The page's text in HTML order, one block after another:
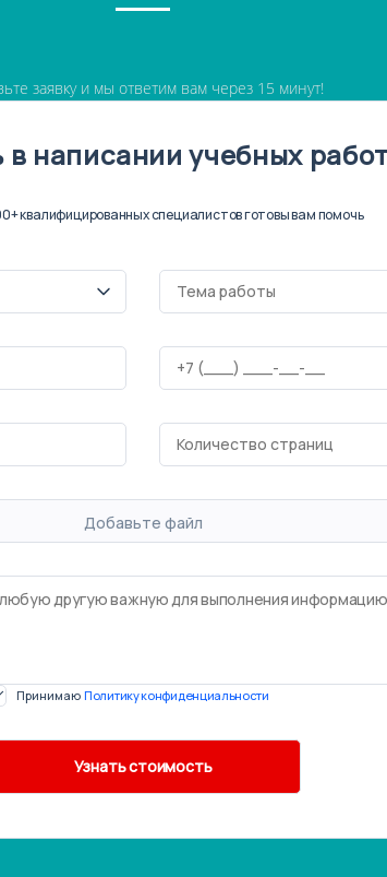
заявку и мы ответим вам через 15 минут!
написании учебных
квалифицированных специалистов готовы вам помочь
Добавьте файл
Принимаю Политику конфиденциальности